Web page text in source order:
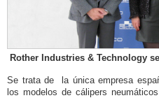
Rother Industries & Technology
Se trata de la única empresa
los modelos de cálipers